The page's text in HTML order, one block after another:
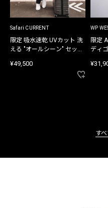
Safari CURRENT
限定 吸水速乾 UVカット 洗
える "オールシーン" セット
¥49,500
WP
限定
ディ
す